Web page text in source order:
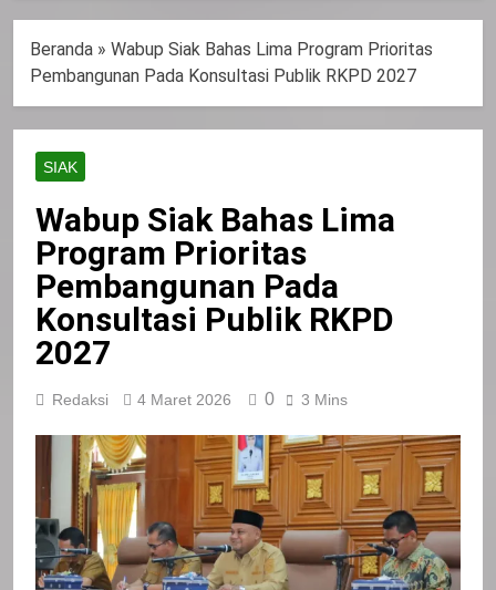
Beranda » Wabup Siak Bahas Lima Program Prioritas
Pembangunan Pada Konsultasi Publik RKPD 2027
SIAK
Wabup Siak Bahas Lima
Program Prioritas
Pembangunan Pada
Konsultasi Publik RKPD
2027
Redaksi 4 Maret 2026 0 3 Mins